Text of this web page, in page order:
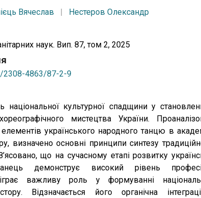
Вячеслав | Нестеров Олександр
наук. Вип. 87, том 2, 2025
2308-4863/87-2-9
національної культурної спадщини у
мистецтва України.
елементів українського народного танцю в
визначено основні принципи синтезу
що на сучасному етапі розвитку
демонструє високий рівень
важливу роль у формуванні
Відзначається його органічна